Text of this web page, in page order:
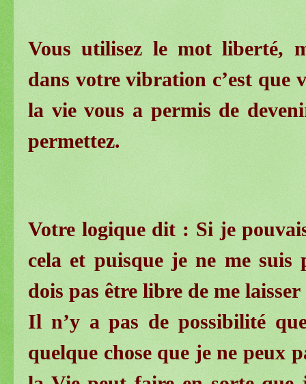
Vous utilisez le mot liberté,
dans votre vibration c’est que
la vie vous a permis de
permettez.
Votre logique dit : Si je
cela et puisque je ne me suis
dois pas être libre de me laisser
Il n’y a pas de possibilité
quelque chose que je ne peux